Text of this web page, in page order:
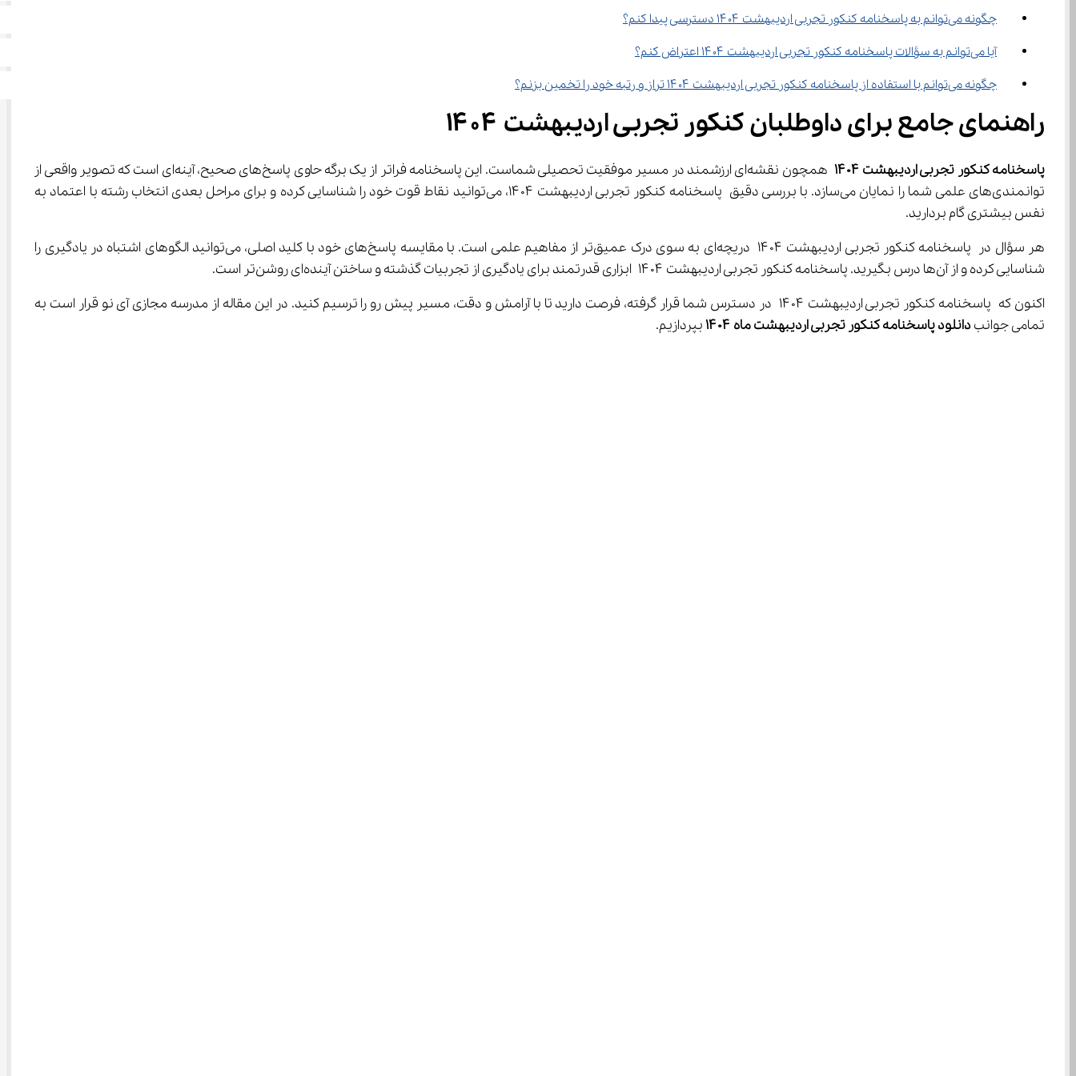
چگونه می‌توانم به پاسخنامه کنکور تجربی اردیبهشت ۱۴۰۴ دسترسی پیدا کنم؟
آیا می‌توانم به سؤالات پاسخنامه کنکور تجربی اردیبهشت ۱۴۰۴ اعتراض کنم؟
چگونه می‌توانم با استفاده از پاسخنامه کنکور تجربی اردیبهشت ۱۴۰۴ تراز و رتبه خود را تخمین بزنم؟
راهنمای جامع برای داوطلبان کنکور تجربی اردیبهشت ۱۴۰۴
پاسخنامه کنکور تجربی اردیبهشت ۱۴۰۴
همچون نقشه‌ای ارزشمند در مسیر موفقیت تحصیلی شماست. این پاسخنامه فراتر از یک برگه حاوی پاسخ‌های صحیح، آینه‌ای است که تصویر واقعی از
توانمندی‌های علمی شما را نمایان می‌سازد. با بررسی دقیق پاسخنامه کنکور تجربی اردیبهشت ۱۴۰۴، می‌توانید نقاط قوت خود را شناسایی کرده و برای مراحل بعدی انتخاب رشته با اعتماد به
نفس بیشتری گام بردارید.
هر سؤال در پاسخنامه کنکور تجربی اردیبهشت ۱۴۰۴ دریچه‌ای به سوی درک عمیق‌تر از مفاهیم علمی است. با مقایسه پاسخ‌های خود با کلید اصلی، می‌توانید الگوهای اشتباه در یادگیری را
شناسایی کرده و از آن‌ها درس بگیرید. پاسخنامه کنکور تجربی اردیبهشت ۱۴۰۴ ابزاری قدرتمند برای یادگیری از تجربیات گذشته و ساختن آینده‌ای روشن‌تر است.
اکنون که پاسخنامه کنکور تجربی اردیبهشت ۱۴۰۴ در دسترس شما قرار گرفته، فرصت دارید تا با آرامش و دقت، مسیر پیش رو را ترسیم کنید. در این مقاله از مدرسه مجازی آی نو قرار است به
تمامی جوانب دانلود پاسخنامه کنکور تجربی اردیبهشت ماه ۱۴۰۴ بپردازیم.